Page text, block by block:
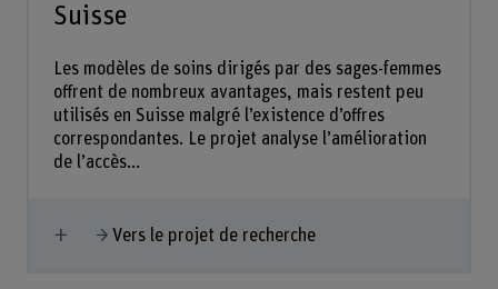
Suisse
Les modèles de soins dirigés par des sages-femmes
offrent de nombreux avantages, mais restent peu
utilisés en Suisse malgré l’existence d’offres
correspondantes. Le projet analyse l’amélioration
de l’accès...
Afficher plus
Vers le projet de recherche